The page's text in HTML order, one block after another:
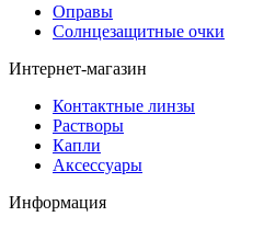
Оправы
Солнцезащитные очки
Интернет-магазин
Контактные линзы
Растворы
Капли
Аксессуары
Информация